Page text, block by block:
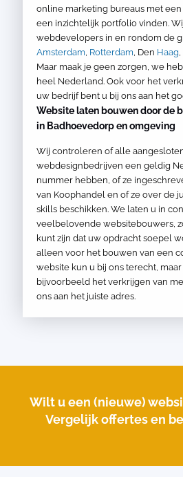
online marketing bureaus met
een inzichtelijk portfolio vinden.
webdevelopers in en rondom de
Amsterdam, Rotterdam, Den Haag,
Maar maak je geen zorgen, we
heel Nederland. Ook voor het
uw bedrijf bent u bij ons aan het
Website laten bouwen door de
in Badhoevedorp en omgeving
Wij controleren of alle
webdesignbedrijven een geldig
nummer hebben, of ze
van Koophandel en of ze over de
skills beschikken. We laten u in
veelbelovende websitebouwers,
kunt zijn dat uw opdracht soepel
alleen voor het bouwen van een
website kun u bij ons terecht,
bijvoorbeeld het verkrijgen van
ons aan het juiste adres.
Wilt u een (nieuwe)
Vergelijk offertes en